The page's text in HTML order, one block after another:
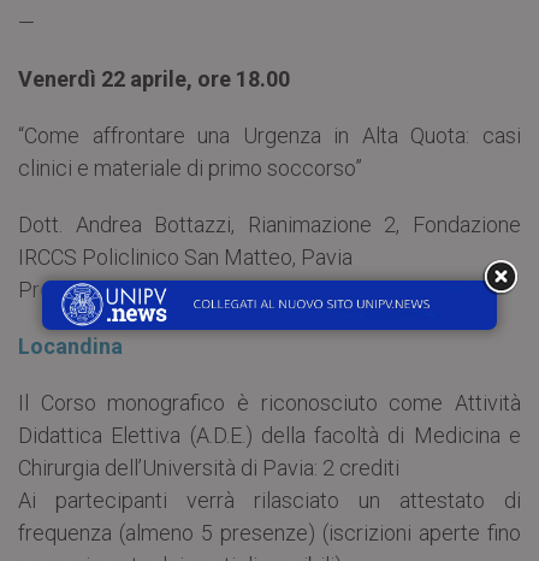
—
Venerdì 22 aprile, ore 18.00
“Come affrontare una Urgenza in Alta Quota: casi
clinici e materiale di primo soccorso”
Dott. Andrea Bottazzi, Rianimazione 2, Fondazione
IRCCS Policlinico San Matteo, Pavia
Prof. Gian Battista Parigi, Università di Pavia
Locandina
Il Corso monografico è riconosciuto come Attività
Didattica Elettiva (A.D.E.) della facoltà di Medicina e
Chirurgia dell’Università di Pavia: 2 crediti
Ai partecipanti verrà rilasciato un attestato di
frequenza (almeno 5 presenze) (iscrizioni aperte fino